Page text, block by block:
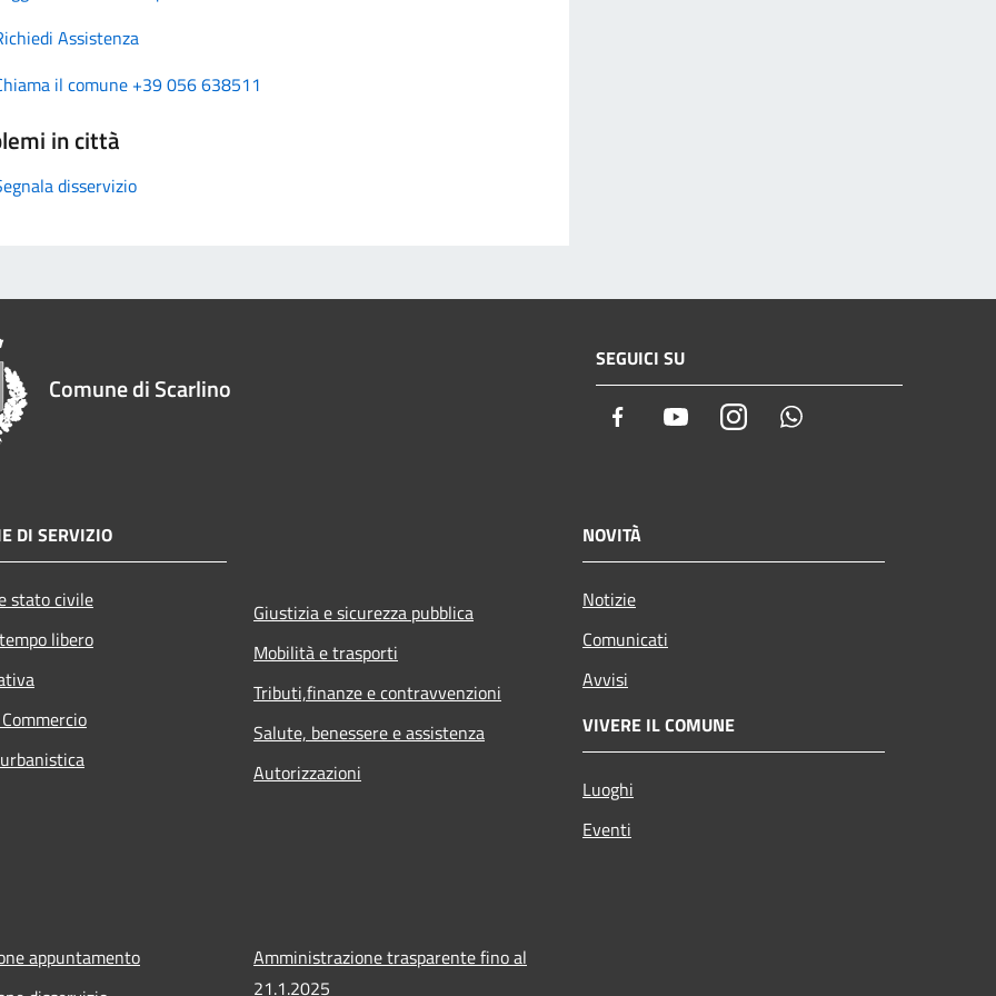
Assistenza
il comune +39 056 638511
in città
disservizio
Comune di Scarlino
SEGUICI SU
Facebook YoutubeInstagram
DI SERVIZIO
stato civile
libero
Giustizia e sicurezza pubblica
Mobilità e trasporti
Tributi,finanze e contravvenzioni
Salute, benessere e assistenza
Autorizzazioni
NOVITÀ
Notizie
Comunicati
Avvisi
VIVERE IL COMUNE
Luoghi
Eventi
appuntamento
Amministrazione trasparente fino al
21.1.2025